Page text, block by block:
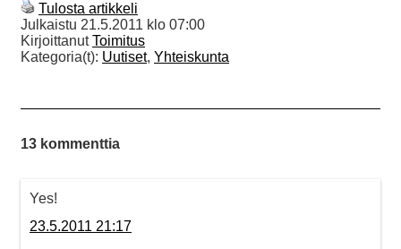
Tulosta artikkeli
Julkaistu 21.5.2011 klo 07:00
KirjoittanutToimitus
Kategoria(t): Uutiset, Yhteiskunta
13 kommenttia
Yes!
23.5.2011 21:17